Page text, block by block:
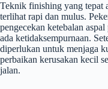
Teknik finishing yang tepat
terlihat rapi dan mulus.
pengecekan ketebalan
ada ketidaksempurnaan.
diperlukan untuk menjaga
perbaikan kerusakan kecil
jalan.